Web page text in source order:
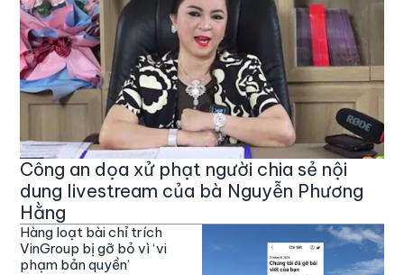
Công an dọa xử phạt người chia sẻ nội
dung livestream của bà Nguyễn Phương
Hằng
Hàng loạt bài chỉ trích
VinGroup bị gỡ bỏ vì ‘vi
phạm bản quyền’